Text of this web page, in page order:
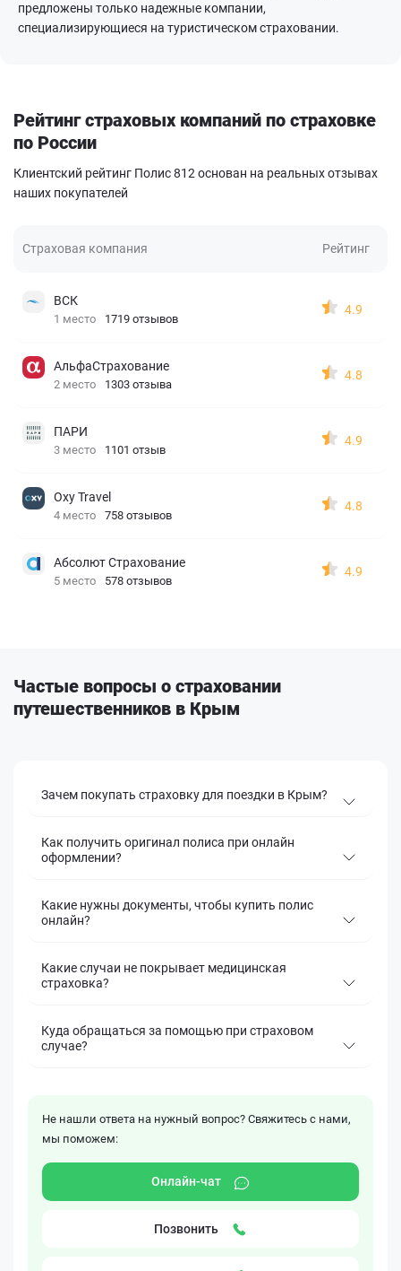
предложены только надежные компании,
специализирующиеся на туристическом страховании.
Рейтинг страховых компаний по страховке
по России
Клиентский рейтинг Полис 812 основан на реальных отзывах
наших покупателей
Страховая компания Рейтинг
ВСК
1 место 1719 отзывов
4.9
АльфаСтрахование
2 место 1303 отзыва
4.8
ПАРИ
3 место 1101 отзыв
4.9
Oxy Travel
4 место 758 отзывов
4.8
Абсолют Страхование
5 место 578 отзывов
4.9
Частые вопросы о страховании
путешественников в Крым
Зачем покупать страховку для поездки в Крым?
Как получить оригинал полиса при онлайн
оформлении?
Какие нужны документы, чтобы купить полис
онлайн?
Какие случаи не покрывает медицинская
страховка?
Куда обращаться за помощью при страховом
случае?
Не нашли ответа на нужный вопрос? Свяжитесь с нами,
мы поможем:
Онлайн-чат
Позвонить